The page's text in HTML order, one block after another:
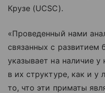
Крузе (UCSC).
«Проведенный нами
связанных с развитием
указывает на наличие
в их структуре, как и
то, что эти приматы